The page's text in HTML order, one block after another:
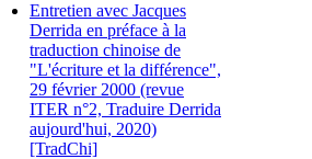
Entretien avec Jacques
Derrida en préface à la
traduction chinoise de
"L'écriture et la différence",
29 février 2000 (revue
ITER n°2, Traduire Derrida
aujourd'hui, 2020)
[TradChi]